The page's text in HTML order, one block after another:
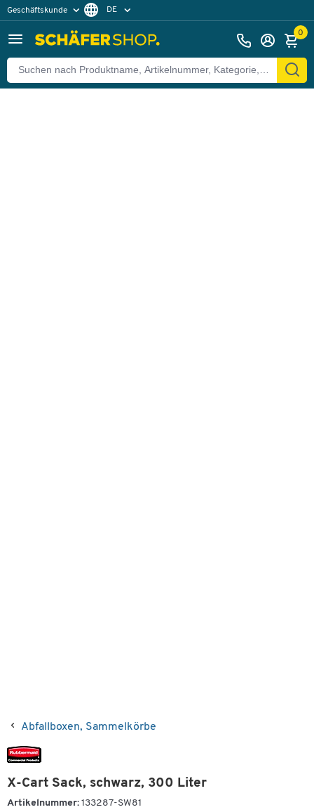
Geschäftskunde DE
0
Abfallboxen, Sammelkörbe
X-Cart Sack, schwarz, 300 Liter
Artikelnummer: 133287-SW81
Zurück